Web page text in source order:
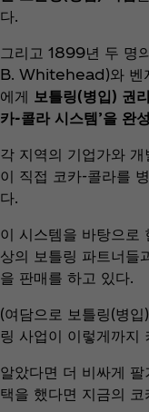
다.
그리고 1899년 두 명
B. Whitehead)와 벤
에게 보틀링(병입) 권
카-콜라 시스템’을 완성
각 지역의 기업가와
이 직접 코카-콜라를
다.
이 시스템을 바탕으
상의 보틀링 파트너
을 판매를 하고 있다.
(여담으로 보틀링(병
링 사업이 이렇게까지
알았다면 더 비싸게
택을 했다면 지금의